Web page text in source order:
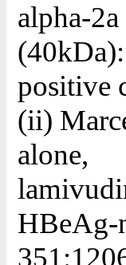
alpha-2a
positive
(ii)
alone,
HBeAg-